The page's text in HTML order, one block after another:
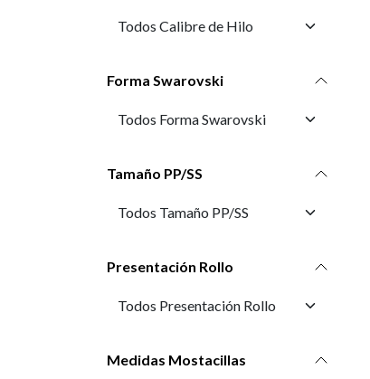
Forma Swarovski
Tamaño PP/SS
Presentación Rollo
Medidas Mostacillas